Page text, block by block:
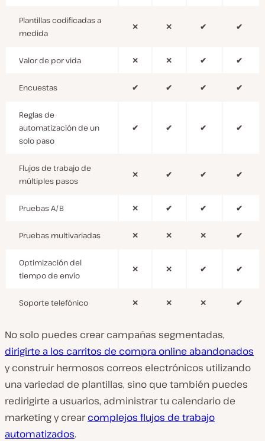
Plantillas codificadas a
medida
✕ ✕ ✔ ✔
Valor de por vida ✕ ✕ ✔ ✔
Encuestas ✔ ✔ ✔ ✔
Reglas de
automatización de un
solo paso
✔ ✔ ✔ ✔
Flujos de trabajo de
múltiples pasos
✕ ✔ ✔ ✔
Pruebas A/B ✕ ✔ ✔ ✔
Pruebas multivariadas ✕ ✕ ✕ ✔
Optimización del
tiempo de envío
✕ ✕ ✔ ✔
Soporte telefónico ✕ ✕ ✕ ✔
No solo puedes crear campañas segmentadas,
dirigirte a los carritos de compra online abandonados
y construir hermosos correos electrónicos utilizando
una variedad de plantillas, sino que también puedes
redirigirte a usuarios, administrar tu calendario de
marketing y crearcomplejos flujos de trabajo
automatizados.